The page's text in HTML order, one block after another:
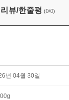
Teenage
리뷰/한줄평 (0/0)
년 04월 30일